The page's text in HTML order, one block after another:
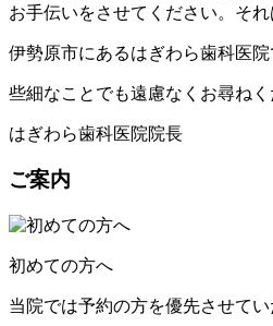
お手伝いをさせてください。そ
伊勢原市にあるはぎわら歯科医
些細なことでも遠慮なくお尋ね
はぎわら歯科医院院長
ご案内
初めての方へ
当院では予約の方を優先させて